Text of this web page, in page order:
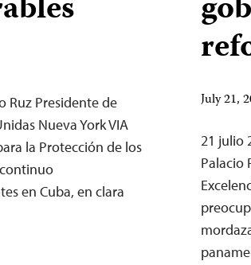
Ruz Presidente de
Nueva York VIA
la Protección de los
en Cuba, en clara
July 21,
21 julio
Palacio